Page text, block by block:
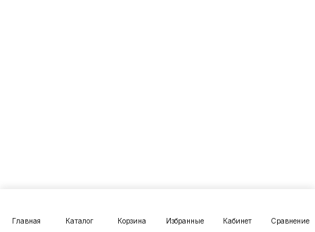
Главная Каталог Корзина Избранные Кабинет Сравнение